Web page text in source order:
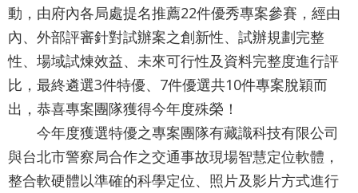
資
訊
公
開
關
於
資
訊
局
動，由府內各局處提名推薦22件優秀專案參賽，經由
內、外部評審針對試辦案之創新性、試辦規劃完整
性、場域試煉效益、未來可行性及資料完整度進行評
比，最終遴選3件特優、7件優選共10件專案脫穎而
出，恭喜專案團隊獲得今年度殊榮！
今年度獲選特優之專案團隊有藏識科技有限公司
與台北市警察局合作之交通事故現場智慧定位軟體，
整合軟硬體以準確的科學定位、照片及影片方式進行